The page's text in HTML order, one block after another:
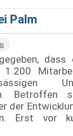
Palm
dass
1.200
Betroffen
der
Erst vor